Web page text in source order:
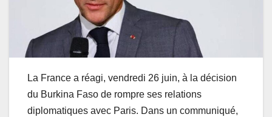
La France a réagi, vendredi 26 juin, à la décision
du Burkina Faso de rompre ses relations
diplomatiques avec Paris. Dans un communiqué,